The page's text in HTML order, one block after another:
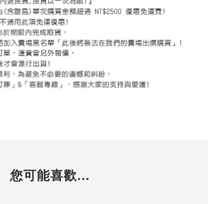
您可能喜歡...